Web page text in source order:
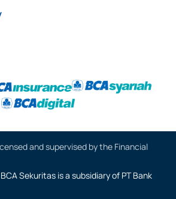
and supervised by the Financial
Sekuritas is a subsidiary of PT Bank